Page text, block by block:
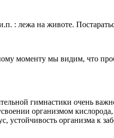
: лежа на животе.
моменту мы видим, что
гимнастики очень
организмом
организма к